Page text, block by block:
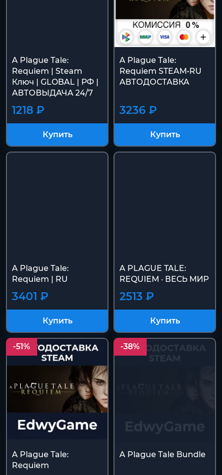
A Plague Tale:
Requiem | Steam
Ключ | GLOBAL | РФ |
АВТОВЫДАЧА 24/7
1218 ₽
Купить
A Plague Tale:
Requiem STEAM•RU
АВТОДОСТАВКА
3236 ₽
Купить
A Plague Tale:
Requiem | RU
3401 ₽
Купить
A PLAGUE TALE:
REQUIEM · ВЕСЬ МИР
2513 ₽
Купить
-51%
A Plague Tale:
Requiem
-38%
A Plague Tale Bundle